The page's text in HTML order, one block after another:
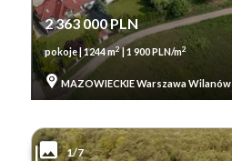
2 363 000 PLN
pokoje | 1244 m2| 1 900 PLN/m2
MAZOWIECKIE Warszawa Wilanów
1/7